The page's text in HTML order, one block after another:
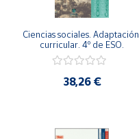
Ciencias sociales. Adaptación
curricular. 4º de ESO.
38,26 €